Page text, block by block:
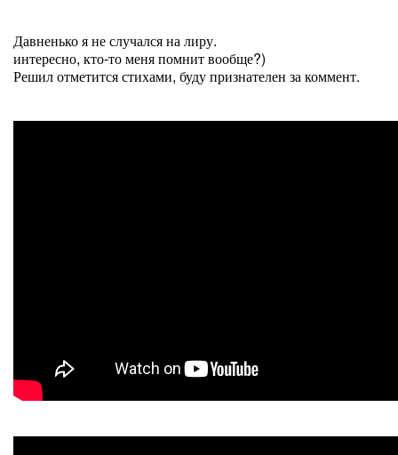
Давненько я не случался на лиру.
интересно, кто-то меня помнит вообще?)
Решил отметится стихами, буду признателен за коммент.